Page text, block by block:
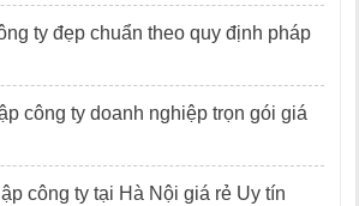
ty đẹp chuẩn theo quy định pháp
công ty doanh nghiệp trọn gói giá
công ty tại Hà Nội giá rẻ Uy tín